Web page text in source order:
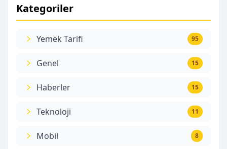
Kategoriler
Yemek Tarifi 95
Genel 15
Haberler 15
Teknoloji 11
Mobil 8